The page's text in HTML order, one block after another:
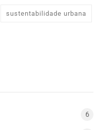
sustentabilidade urbana
6